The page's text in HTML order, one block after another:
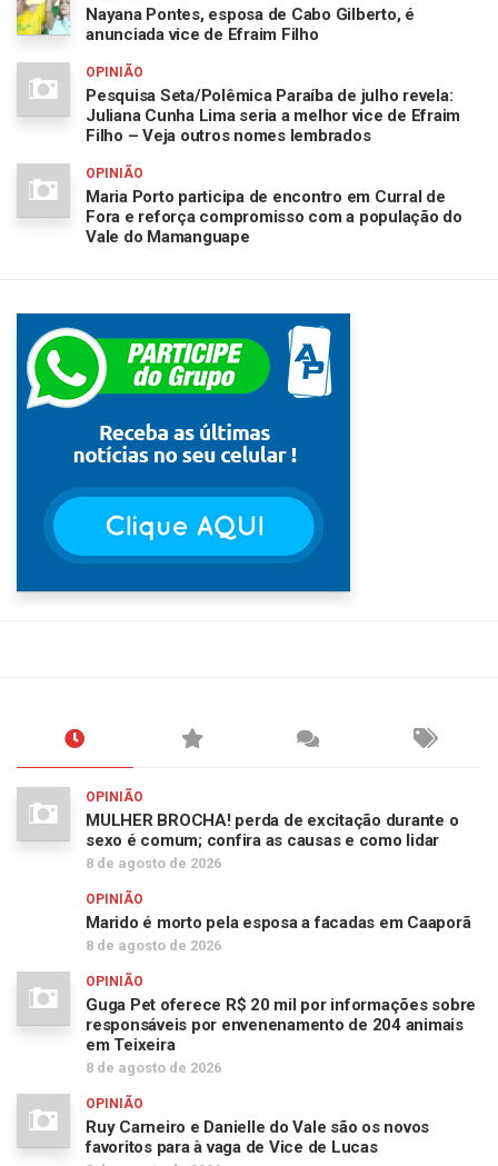
Nayana Pontes, esposa de Cabo Gilberto, é
anunciada vice de Efraim Filho
OPINIÃO
Pesquisa Seta/Polêmica Paraíba de julho revela:
Juliana Cunha Lima seria a melhor vice de Efraim
Filho – Veja outros nomes lembrados
OPINIÃO
Maria Porto participa de encontro em Curral de
Fora e reforça compromisso com a população do
Vale do Mamanguape
OPINIÃO
MULHER BROCHA! perda de excitação durante o
sexo é comum; confira as causas e como lidar
8 de agosto de 2026
OPINIÃO
Marido é morto pela esposa a facadas em Caaporã
8 de agosto de 2026
OPINIÃO
Guga Pet oferece R$ 20 mil por informações sobre
responsáveis por envenenamento de 204 animais
em Teixeira
8 de agosto de 2026
OPINIÃO
Ruy Carneiro e Danielle do Vale são os novos
favoritos para à vaga de Vice de Lucas